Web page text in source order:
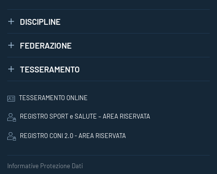
DISCIPLINE
FEDERAZIONE
TESSERAMENTO
TESSERAMENTO ONLINE
REGISTRO SPORT e SALUTE – AREA RISERVATA
REGISTRO CONI 2.0 - AREA RISERVATA
Informative Protezione Dati